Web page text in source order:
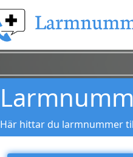
Här hittar du larmnummer